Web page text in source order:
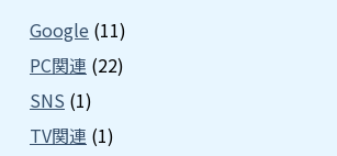
Google (11)
PC関連 (22)
SNS (1)
TV関連 (1)